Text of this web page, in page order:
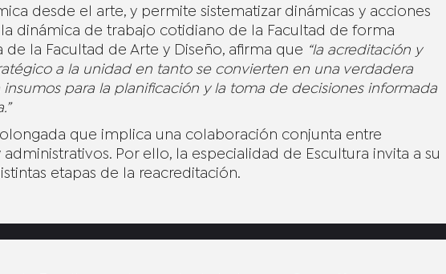
desde el arte, y permite sistematizar dinámicas y acciones
dinámica de trabajo cotidiano de la Facultad de forma
de la Facultad de Arte y Diseño, afirma que “la acreditación y
a la unidad en tanto se convierten en una verdadera
para la planificación y la toma de decisiones informada
que implica una colaboración conjunta entre
Por ello, la especialidad de Escultura invita a su
etapas de la reacreditación.